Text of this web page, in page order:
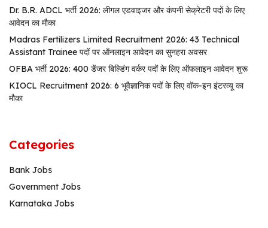
Dr. B.R. ADCL भर्ती 2026: लीगल एडवाइजर और कंपनी सेक्रेटरी पदों के लिए
आवेदन का मौका
Madras Fertilizers Limited Recruitment 2026: 43 Technical
Assistant Trainee पदों पर ऑनलाइन आवेदन का सुनहरा अवसर
OFBA भर्ती 2026: 400 डेंजर बिल्डिंग वर्कर पदों के लिए ऑफलाइन आवेदन शुरू
KIOCL Recruitment 2026: 6 भूवैज्ञानिक पदों के लिए वॉक-इन इंटरव्यू का
मौका
Categories
Bank Jobs
Government Jobs
Karnataka Jobs